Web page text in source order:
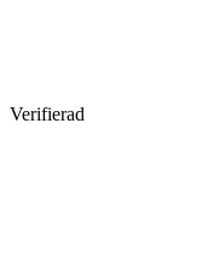
Verifierad